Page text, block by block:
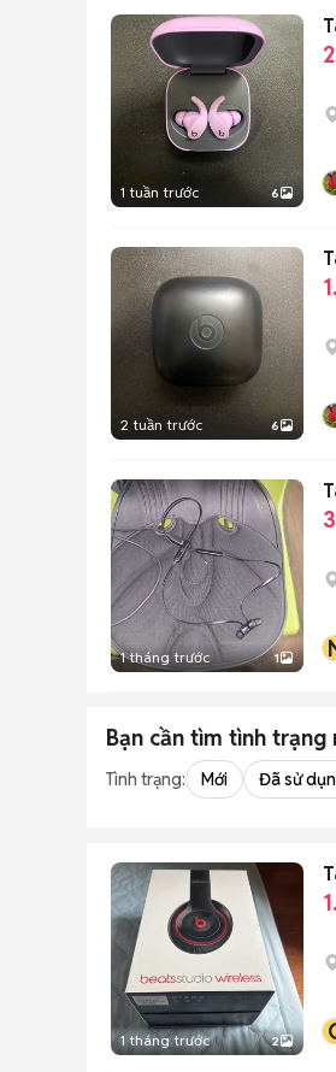
1 tuần trước 6
2 tuần trước 6
1 tháng trước 1
Bạn cần tìm tình trạng
Tình trạng: Mới Đã sử
1 tháng trước 2